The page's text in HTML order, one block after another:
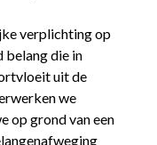
verplichting op
belang die in
uit de
we
op grond van een